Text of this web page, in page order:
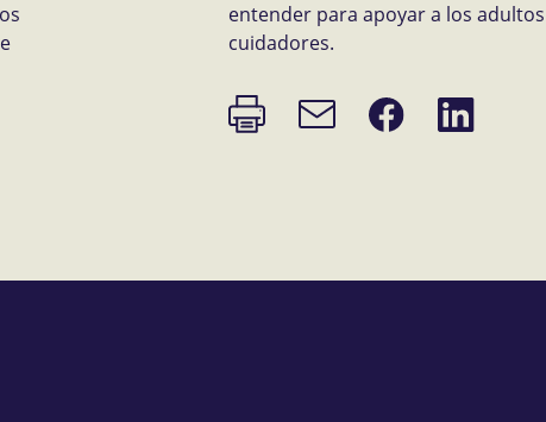
entender para apoyar a los
cuidadores.
Imprimir
página
Enlace
de
Compartir
en
Compartir
en